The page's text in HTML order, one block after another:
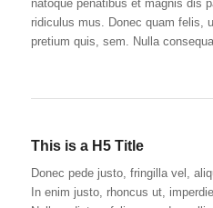
natoque penatibus et magnis dis
ridiculus mus. Donec quam felis,
pretium quis, sem. Nulla
This is a H5 Title
Donec pede justo, fringilla vel,
In enim justo, rhoncus ut,